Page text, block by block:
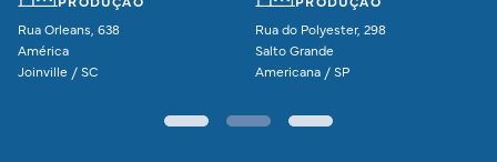
Rua Orleans, 638
América
Joinville / SC
Rua do Polyester, 298
Salto Grande
Americana / SP